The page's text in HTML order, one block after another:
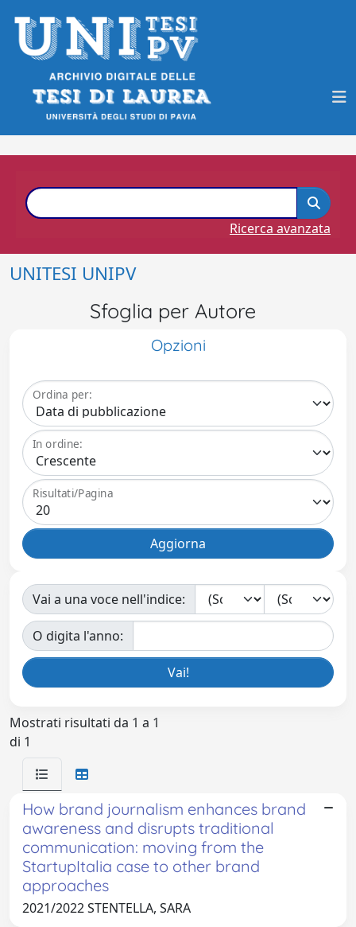
Ricerca avanzata
UNITESI UNIPV
Sfoglia per Autore
Opzioni
Ordina per:
In ordine:
Risultati/Pagina
Vai a una voce nell'indice:
O digita l'anno:
Mostrati risultati da 1 a 1
di 1
How brand journalism enhances brand
awareness and disrupts traditional
communication: moving from the
StartupItalia case to other brand
approaches
2021/2022 STENTELLA, SARA